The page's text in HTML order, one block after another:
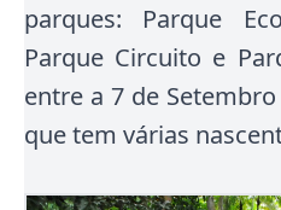
parques: Parque
Parque Circuito e
entre a 7 de Setembro
que tem várias